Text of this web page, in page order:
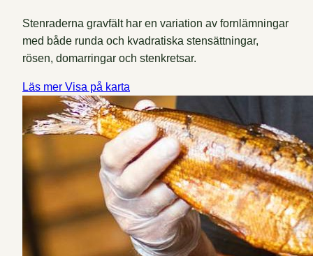
Stenraderna gravfält har en variation av fornlämningar
med både runda och kvadratiska stensättningar,
rösen, domarringar och stenkretsar.
Läs mer Visa på karta